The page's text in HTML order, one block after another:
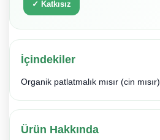
✓ Katkısız
İçindekiler
Organik patlatmalık mısır (cin mısır)
Ürün Hakkında